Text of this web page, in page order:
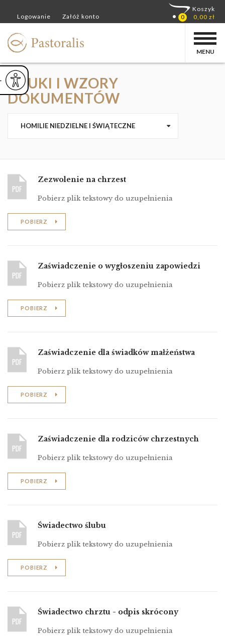
czcionkę
czcionka
Powiększ czcionkę
MENU
DRUKI I WZORY
DOKUMENTÓW
HOMILIE NIEDZIELNE I ŚWIĄTECZNE
Zezwolenie na chrzest
Pobierz plik tekstowy do uzupełnienia
POBIERZ
Zaświadczenie o wygłoszeniu zapowiedzi
Pobierz plik tekstowy do uzupełnienia
POBIERZ
Zaświadczenie dla świadków małżeństwa
Pobierz plik tekstowy do uzupełnienia
POBIERZ
Zaświadczenie dla rodziców chrzestnych
Pobierz plik tekstowy do uzupełnienia
POBIERZ
Świadectwo ślubu
Pobierz plik tekstowy do uzupełnienia
POBIERZ
Świadectwo chrztu - odpis skrócony
Pobierz plik tekstowy do uzupełnienia